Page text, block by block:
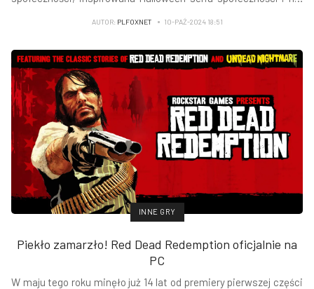
AUTOR: PLFOXNET 10-PAŹ-2024 18:51
INNE GRY
Piekło zamarzło! Red Dead Redemption oficjalnie na
PC
W maju tego roku minęło już 14 lat od premiery pierwszej części